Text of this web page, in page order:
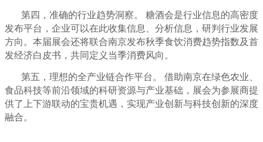
第四，准确的行业趋势洞察。 糖酒会是行业信息的高密度
发布平台，企业可以在此收集信息、分析信息，研判行业发展
方向。本届展会还将联合南京发布秋季食饮消费趋势指数及首
发经济白皮书，共同定义当季消费风向。
第五，理想的全产业链合作平台。 借助南京在绿色农业、
食品科技等前沿领域的科研资源与产业基础，展会为参展商提
供了上下游联动的宝贵机遇，实现产业创新与科技创新的深度
融合。